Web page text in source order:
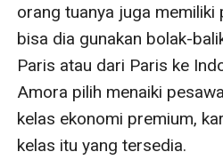
orang tuanya juga
bisa dia gunakan bolak-
Paris atau dari Paris ke
Amora pilih menaiki
kelas ekonomi premium,
kelas itu yang tersedia.